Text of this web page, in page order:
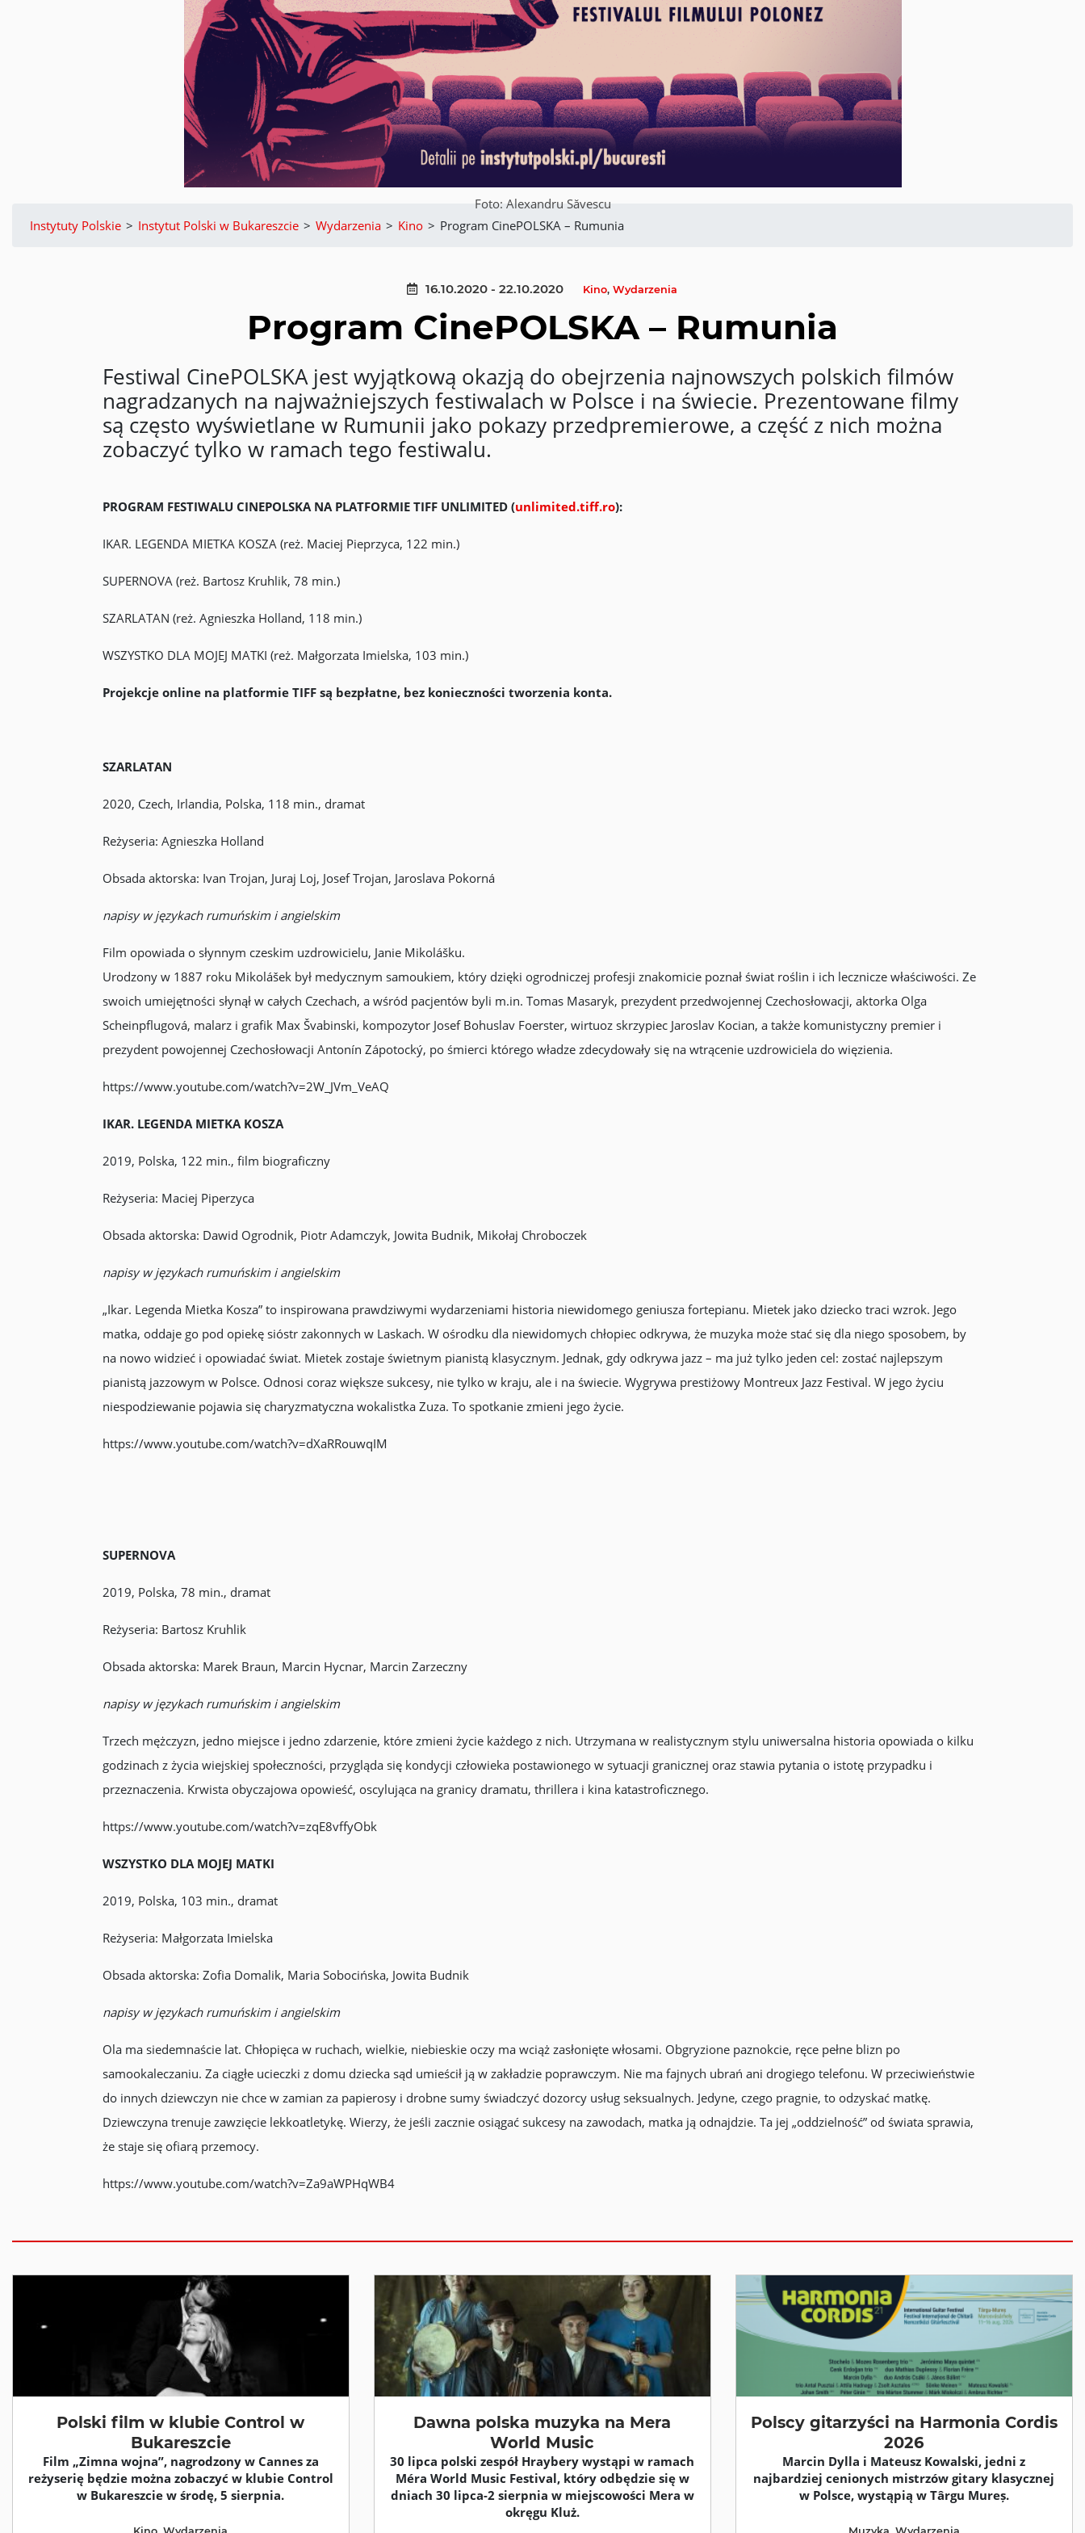
Foto: Alexandru Săvescu
Instytuty Polskie > Instytut Polski w Bukareszcie > Wydarzenia > Kino > Program CinePOLSKA – Rumunia
16.10.2020 - 22.10.2020 Kino,Wydarzenia
Program CinePOLSKA – Rumunia
Festiwal CinePOLSKA jest wyjątkową okazją do obejrzenia najnowszych polskich filmów
nagradzanych na najważniejszych festiwalach w Polsce i na świecie. Prezentowane filmy
są często wyświetlane w Rumunii jako pokazy przedpremierowe, a część z nich można
zobaczyć tylko w ramach tego festiwalu.
PROGRAM FESTIWALU CINEPOLSKA NA PLATFORMIE TIFF UNLIMITED (unlimited.tiff.ro):
IKAR. LEGENDA MIETKA KOSZA (reż. Maciej Pieprzyca, 122 min.)
SUPERNOVA (reż. Bartosz Kruhlik, 78 min.)
SZARLATAN (reż. Agnieszka Holland, 118 min.)
WSZYSTKO DLA MOJEJ MATKI (reż. Małgorzata Imielska, 103 min.)
Projekcje online na platformie TIFF są bezpłatne, bez konieczności tworzenia konta.
SZARLATAN
2020, Czech, Irlandia, Polska, 118 min., dramat
Reżyseria: Agnieszka Holland
Obsada aktorska: Ivan Trojan, Juraj Loj, Josef Trojan, Jaroslava Pokorná
napisy w językach rumuńskim i angielskim
Film opowiada o słynnym czeskim uzdrowicielu, Janie Mikolášku.
Urodzony w 1887 roku Mikolášek był medycznym samoukiem, który dzięki ogrodniczej profesji znakomicie poznał świat roślin i ich lecznicze właściwości. Ze
swoich umiejętności słynął w całych Czechach, a wśród pacjentów byli m.in. Tomas Masaryk, prezydent przedwojennej Czechosłowacji, aktorka Olga
Scheinpflugová, malarz i grafik Max Švabinski, kompozytor Josef Bohuslav Foerster, wirtuoz skrzypiec Jaroslav Kocian, a także komunistyczny premier i
prezydent powojennej Czechosłowacji Antonín Zápotocký, po śmierci którego władze zdecydowały się na wtrącenie uzdrowiciela do więzienia.
https://www.youtube.com/watch?v=2W_JVm_VeAQ
IKAR. LEGENDA MIETKA KOSZA
2019, Polska, 122 min., film biograficzny
Reżyseria: Maciej Piperzyca
Obsada aktorska: Dawid Ogrodnik, Piotr Adamczyk, Jowita Budnik, Mikołaj Chroboczek
napisy w językach rumuńskim i angielskim
„Ikar. Legenda Mietka Kosza” to inspirowana prawdziwymi wydarzeniami historia niewidomego geniusza fortepianu. Mietek jako dziecko traci wzrok. Jego
matka, oddaje go pod opiekę sióstr zakonnych w Laskach. W ośrodku dla niewidomych chłopiec odkrywa, że muzyka może stać się dla niego sposobem, by
na nowo widzieć i opowiadać świat. Mietek zostaje świetnym pianistą klasycznym. Jednak, gdy odkrywa jazz – ma już tylko jeden cel: zostać najlepszym
pianistą jazzowym w Polsce. Odnosi coraz większe sukcesy, nie tylko w kraju, ale i na świecie. Wygrywa prestiżowy Montreux Jazz Festival. W jego życiu
niespodziewanie pojawia się charyzmatyczna wokalistka Zuza. To spotkanie zmieni jego życie.
https://www.youtube.com/watch?v=dXaRRouwqIM
SUPERNOVA
2019, Polska, 78 min., dramat
Reżyseria: Bartosz Kruhlik
Obsada aktorska: Marek Braun, Marcin Hycnar, Marcin Zarzeczny
napisy w językach rumuńskim i angielskim
Trzech mężczyzn, jedno miejsce i jedno zdarzenie, które zmieni życie każdego z nich. Utrzymana w realistycznym stylu uniwersalna historia opowiada o kilku
godzinach z życia wiejskiej społeczności, przygląda się kondycji człowieka postawionego w sytuacji granicznej oraz stawia pytania o istotę przypadku i
przeznaczenia. Krwista obyczajowa opowieść, oscylująca na granicy dramatu, thrillera i kina katastroficznego.
https://www.youtube.com/watch?v=zqE8vffyObk
WSZYSTKO DLA MOJEJ MATKI
2019, Polska, 103 min., dramat
Reżyseria: Małgorzata Imielska
Obsada aktorska: Zofia Domalik, Maria Sobocińska, Jowita Budnik
napisy w językach rumuńskim i angielskim
Ola ma siedemnaście lat. Chłopięca w ruchach, wielkie, niebieskie oczy ma wciąż zasłonięte włosami. Obgryzione paznokcie, ręce pełne blizn po
samookaleczaniu. Za ciągłe ucieczki z domu dziecka sąd umieścił ją w zakładzie poprawczym. Nie ma fajnych ubrań ani drogiego telefonu. W przeciwieństwie
do innych dziewczyn nie chce w zamian za papierosy i drobne sumy świadczyć dozorcy usług seksualnych. Jedyne, czego pragnie, to odzyskać matkę.
Dziewczyna trenuje zawzięcie lekkoatletykę. Wierzy, że jeśli zacznie osiągać sukcesy na zawodach, matka ją odnajdzie. Ta jej „oddzielność” od świata sprawia,
że staje się ofiarą przemocy.
https://www.youtube.com/watch?v=Za9aWPHqWB4
Polski film w klubie Control w
Bukareszcie
Film „Zimna wojna”, nagrodzony w Cannes za
reżyserię będzie można zobaczyć w klubie Control
w Bukareszcie w środę, 5 sierpnia.
Dawna polska muzyka na Mera
World Music
30 lipca polski zespół Hraybery wystąpi w ramach
Méra World Music Festival, który odbędzie się w
dniach 30 lipca-2 sierpnia w miejscowości Mera w
okręgu Kluż.
Polscy gitarzyści na Harmonia Cordis
2026
Marcin Dylla i Mateusz Kowalski, jedni z
najbardziej cenionych mistrzów gitary klasycznej
w Polsce, wystąpią w Târgu Mureș.